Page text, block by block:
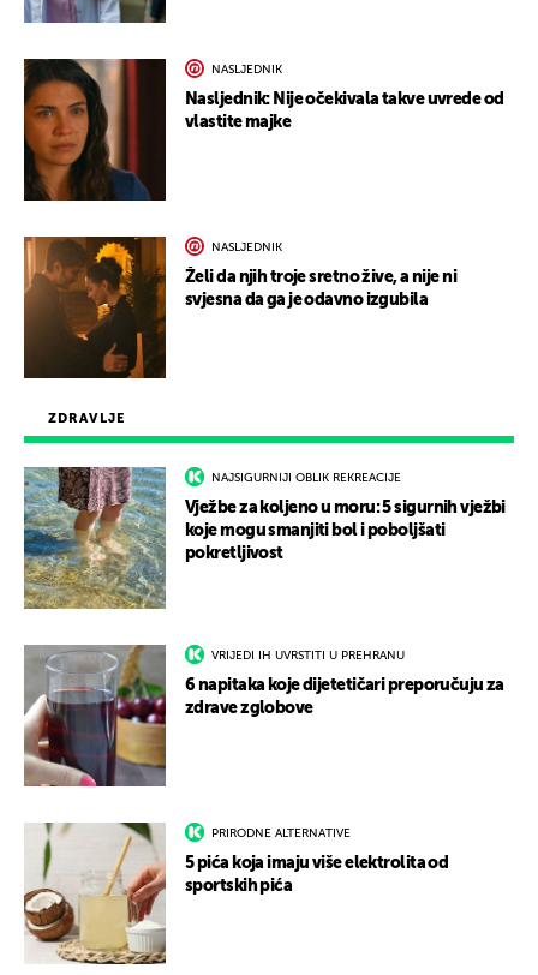
ZDRAVLJE
NAJSIGURNIJI OBLIK REKREACIJE
Vježbe za koljeno u moru: 5 sigurnih vježbi
koje mogu smanjiti bol i poboljšati
pokretljivost
VRIJEDI IH UVRSTITI U PREHRANU
6 napitaka koje dijetetičari preporučuju za
zdrave zglobove
PRIRODNE ALTERNATIVE
5 pića koja imaju više elektrolita od
sportskih pića
NASLJEDNIK
Nasljednik: Nije očekivala takve uvrede od
vlastite majke
NASLJEDNIK
Želi da njih troje sretno žive, a nije ni
svjesna da ga je odavno izgubila